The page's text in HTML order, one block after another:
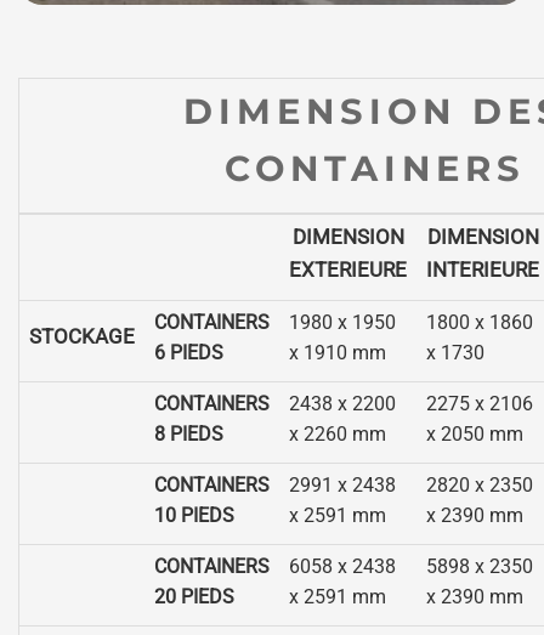
DIMENSION
CONTAINERS
DIMENSION
EXTERIEURE
DIMENSION
INTERIEURE
STOCKAGE
CONTAINERS
6 PIEDS
1980 x 1950
x 1910 mm
1800 x 1860
x 1730
CONTAINERS
8 PIEDS
2438 x 2200
x 2260 mm
2275 x 2106
x 2050 mm
CONTAINERS
10 PIEDS
2991 x 2438
x 2591 mm
2820 x 2350
x 2390 mm
CONTAINERS
20 PIEDS
6058 x 2438
x 2591 mm
5898 x 2350
x 2390 mm